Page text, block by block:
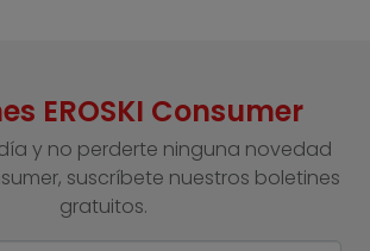
EROSKI Consumer
y no perderte ninguna novedad
suscríbete nuestros boletines
gratuitos.